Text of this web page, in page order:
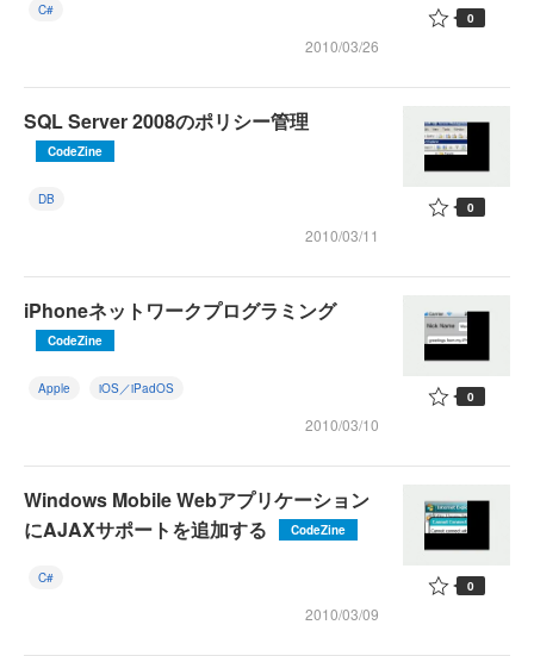
C#
2010/03/26
0
SQL Server 2008のポリシー管理
CodeZine
DB
2010/03/11
0
iPhoneネットワークプログラミング
CodeZine
Apple iOS／iPadOS
2010/03/10
0
Windows Mobile Webアプリケーション
にAJAXサポートを追加する
CodeZine
C#
2010/03/09
0